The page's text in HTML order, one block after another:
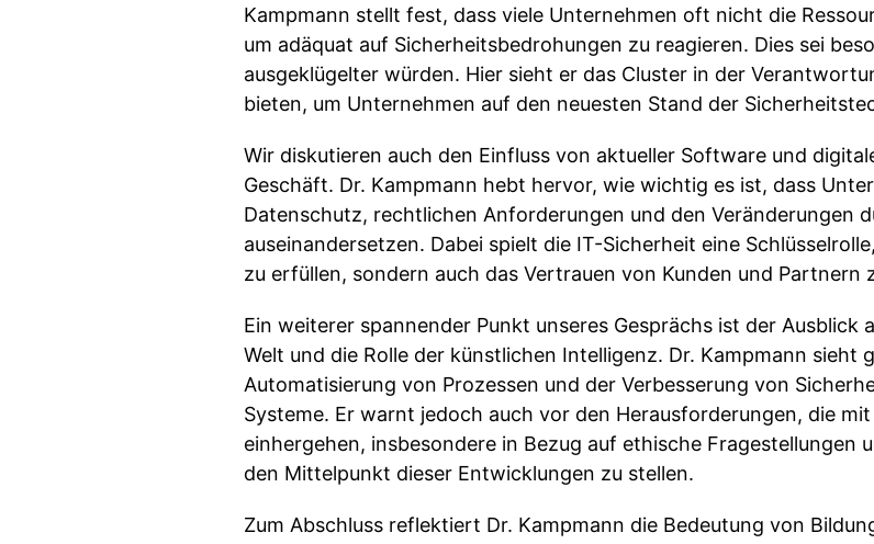
Kampmann stellt fest, dass viele Unternehmen oft nicht die
um adäquat auf Sicherheitsbedrohungen zu reagieren. Dies sei
ausgeklügelter würden. Hier sieht er das Cluster in der
bieten, um Unternehmen auf den neuesten Stand der
Wir diskutieren auch den Einfluss von aktueller Software und
Geschäft. Dr. Kampmann hebt hervor, wie wichtig es ist, dass
Datenschutz, rechtlichen Anforderungen und den Veränderungen
auseinandersetzen. Dabei spielt die IT-Sicherheit eine
zu erfüllen, sondern auch das Vertrauen von Kunden und Partnern
Ein weiterer spannender Punkt unseres Gesprächs ist der
Welt und die Rolle der künstlichen Intelligenz. Dr. Kampmann sieht
Automatisierung von Prozessen und der Verbesserung von
Systeme. Er warnt jedoch auch vor den Herausforderungen, die
einhergehen, insbesondere in Bezug auf ethische Fragestellungen
den Mittelpunkt dieser Entwicklungen zu stellen.
Zum Abschluss reflektiert Dr. Kampmann die Bedeutung von